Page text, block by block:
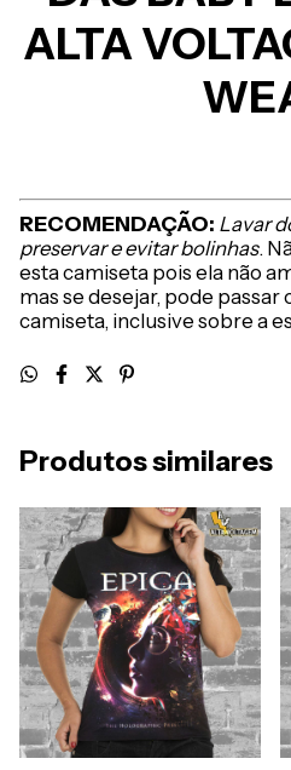
ALTA
RECOMENDAÇÃO: Lavar
preservar e evitar bolinhas.
esta camiseta pois ela não
mas se desejar, pode
camiseta, inclusive sobre a
Produtos similares